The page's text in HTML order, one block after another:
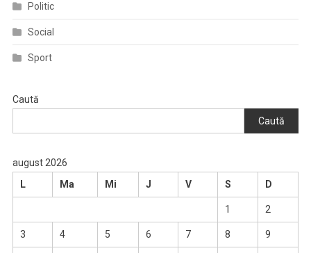
Politic
Social
Sport
Caută
Caută
august 2026
L
Ma Mi J V S D
1 2
3 4 5 6 7 8 9